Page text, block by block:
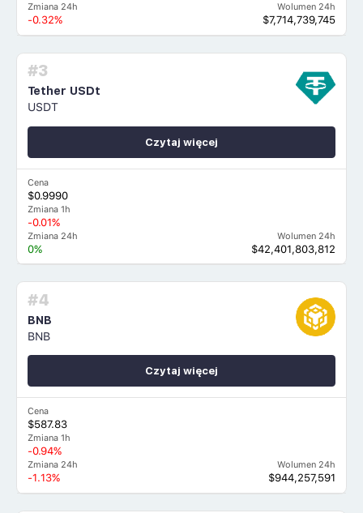
Zmiana 24h
-0.32%
Wolumen 24h
$7,714,739,745
#3
Tether USDt
USDT
Cena
$0.9990
Zmiana 1h
-0.01%
Zmiana 24h
0%
Wolumen 24h
$42,401,803,812
Czytaj więcej
#4
BNB
BNB
Cena
$587.83
Zmiana 1h
-0.94%
Zmiana 24h
-1.13%
Wolumen 24h
$944,257,591
Czytaj więcej